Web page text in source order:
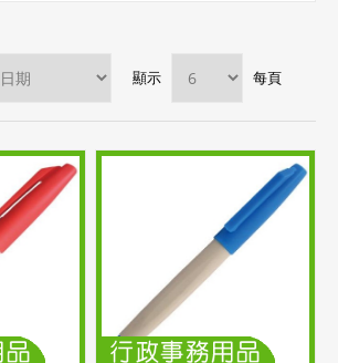
顯示 每頁